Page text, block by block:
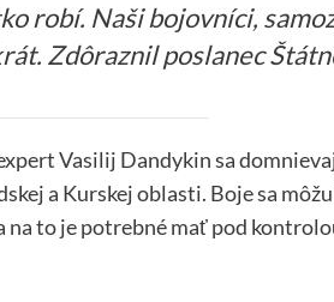
robí. Naši bojovníci,
Zdôraznil poslanec
Vasilij Dandykin sa
a Kurskej oblasti. Boje sa
to je potrebné mať pod